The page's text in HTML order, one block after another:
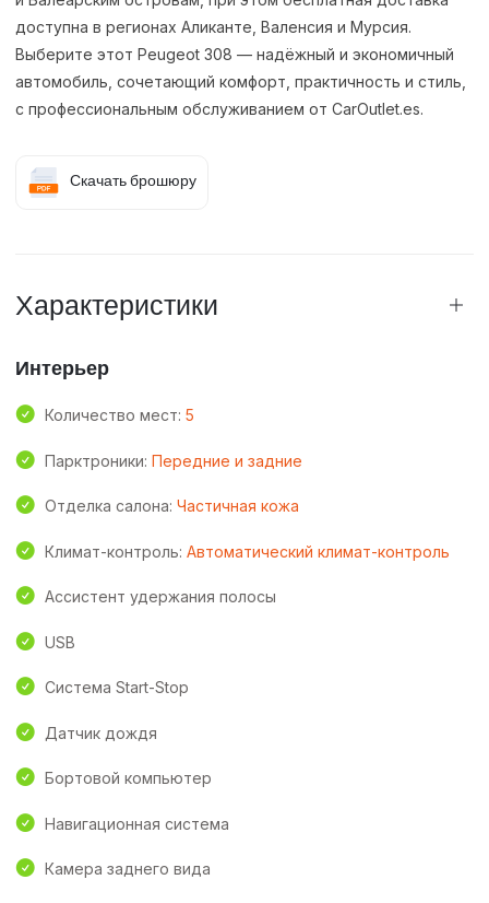
доступна в регионах Аликанте, Валенсия и Мурсия.
Выберите этот Peugeot 308 — надёжный и экономичный
автомобиль, сочетающий комфорт, практичность и стиль,
с профессиональным обслуживанием от CarOutlet.es.
Скачать брошюру
Характеристики
Интерьер
Количество мест: 5
Парктроники: Передние и задние
Отделка салона: Частичная кожа
Климат-контроль: Автоматический климат-контроль
Ассистент удержания полосы
USB
Система Start-Stop
Датчик дождя
Бортовой компьютер
Навигационная система
Камера заднего вида